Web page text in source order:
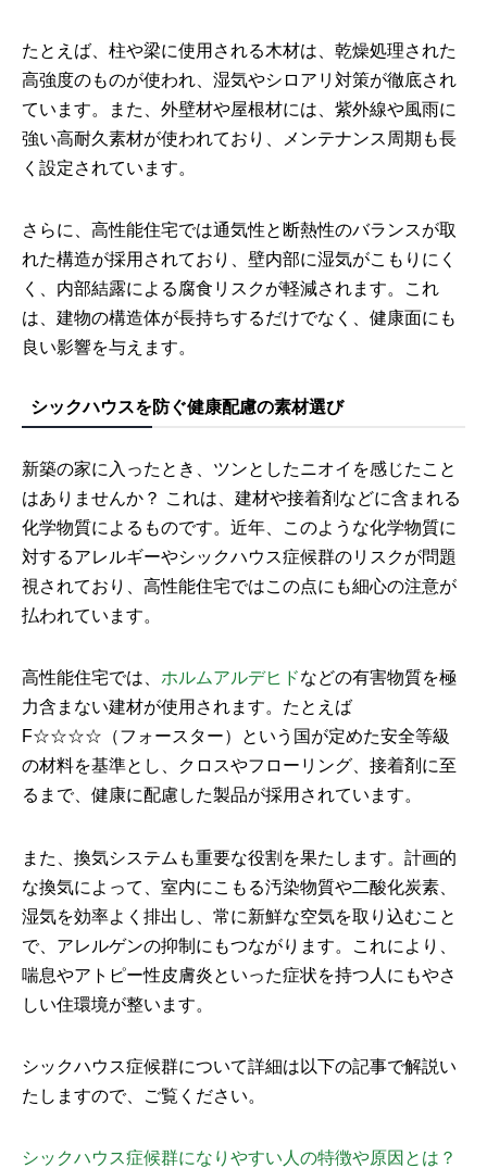
たとえば、柱や梁に使用される木材は、乾燥処理された
高強度のものが使われ、湿気やシロアリ対策が徹底され
ています。また、外壁材や屋根材には、紫外線や風雨に
強い高耐久素材が使われており、メンテナンス周期も長
く設定されています。
さらに、高性能住宅では通気性と断熱性のバランスが取
れた構造が採用されており、壁内部に湿気がこもりにく
く、内部結露による腐食リスクが軽減されます。これ
は、建物の構造体が長持ちするだけでなく、健康面にも
良い影響を与えます。
シックハウスを防ぐ健康配慮の素材選び
新築の家に入ったとき、ツンとしたニオイを感じたこと
はありませんか？ これは、建材や接着剤などに含まれる
化学物質によるものです。近年、このような化学物質に
対するアレルギーやシックハウス症候群のリスクが問題
視されており、高性能住宅ではこの点にも細心の注意が
払われています。
高性能住宅では、 ホルムアルデヒドなどの有害物質を極
力含まない建材が使用されます。たとえば
F☆☆☆☆（フォースター）という国が定めた安全等級
の材料を基準とし、クロスやフローリング、接着剤に至
るまで、健康に配慮した製品が採用されています。
また、換気システムも重要な役割を果たします。計画的
な換気によって、室内にこもる汚染物質や二酸化炭素、
湿気を効率よく排出し、常に新鮮な空気を取り込むこと
で、アレルゲンの抑制にもつながります。これにより、
喘息やアトピー性皮膚炎といった症状を持つ人にもやさ
しい住環境が整います。
シックハウス症候群について詳細は以下の記事で解説い
たしますので、ご覧ください。
シックハウス症候群になりやすい人の特徴や原因とは？